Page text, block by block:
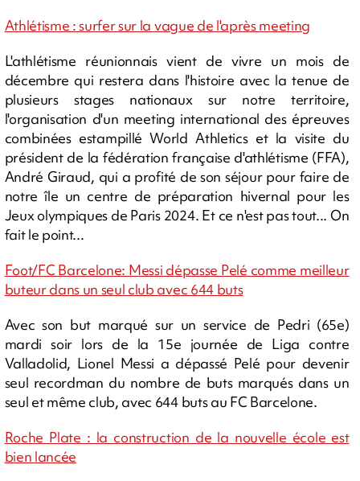
Athlétisme : surfer sur la vague de l'après meeting
L'athlétisme réunionnais vient de vivre un mois de
décembre qui restera dans l'histoire avec la tenue de
plusieurs stages nationaux sur notre territoire,
l'organisation d'un meeting international des épreuves
combinées estampillé World Athletics et la visite du
président de la fédération française d'athlétisme (FFA),
André Giraud, qui a profité de son séjour pour faire de
notre île un centre de préparation hivernal pour les
Jeux olympiques de Paris 2024. Et ce n'est pas tout... On
fait le point...
Foot/FC Barcelone: Messi dépasse Pelé comme meilleur
buteur dans un seul club avec 644 buts
Avec son but marqué sur un service de Pedri (65e)
mardi soir lors de la 15e journée de Liga contre
Valladolid, Lionel Messi a dépassé Pelé pour devenir
seul recordman du nombre de buts marqués dans un
seul et même club, avec 644 buts au FC Barcelone.
Roche Plate : la construction de la nouvelle école est
bien lancée